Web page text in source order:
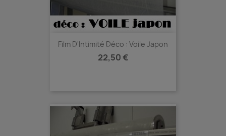
Film D'Intimité Déco : Voile Japon
Prix
22,50 €